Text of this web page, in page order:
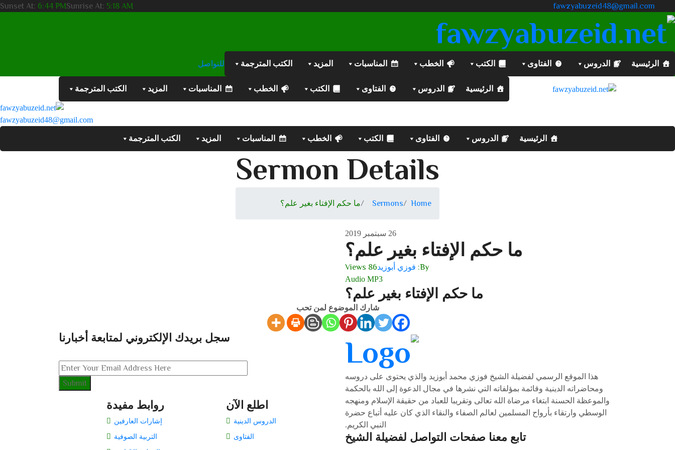
fawzyabuzeid48@gmail.com
Sunrise At: 5:18 AM
Sunset At: 6:44 PM
الرئيسية الدروس الفتاوى الكتب الخطب المناسبات المزيد الكتب المترجمة للتواصل
الرئيسية الدروس الفتاوى الكتب الخطب المناسبات المزيد الكتب المترجمة
fawzyabuzeid48@gmail.com
الرئيسية الدروس الفتاوى الكتب الخطب المناسبات المزيد الكتب المترجمة
Sermon Details
Home
Sermons ما حكم الإفتاء بغير علم؟
26 سبتمبر 2019
ما حكم الإفتاء بغير علم؟
By: فوزي أبوزيد86 Views
Audio MP3
ما حكم الإفتاء بغير علم؟
شارك الموضوع لمن تحب
هذا الموقع الرسمي لفضيلة الشيخ فوزي محمد أبوزيد والذي يحتوى على دروسه
ومحاضراته الدينية وقائمة بمؤلفاته التي نشرها في مجال الدعوة إلى الله بالحكمة
والموعظة الحسنة ابتغاء مرضاة الله تعالى وتقريبا للعباد من حقيقة الإسلام ومنهجه
الوسطي وارتقاء بأرواح المسلمين لعالم الصفاء والنقاء الذي كان عليه أتباع حضرة
النبي الكريم.
تابع معنا صفحات التواصل لفضيلة الشيخ
سجل بريدك الإلكتروني لمتابعة أخبارنا
اطلع الآن
الدروس الدينية
الفتاوى
روابط مفيدة
إشارات العارفين
التربية الصوفية